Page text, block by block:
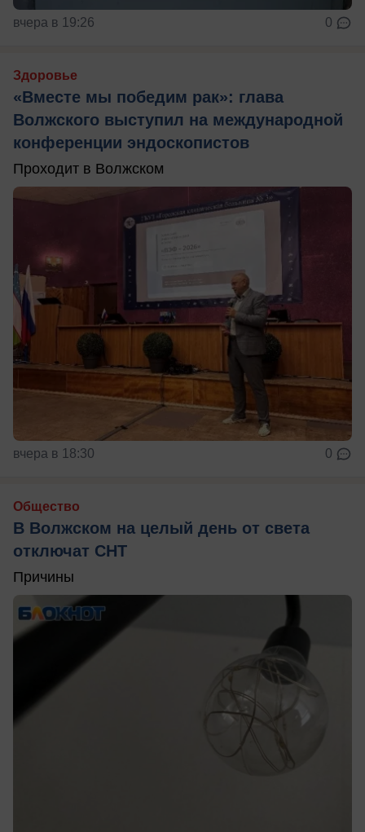
вчера в 19:26 0
Здоровье
«Вместе мы победим рак»: глава
Волжского выступил на международной
конференции эндоскопистов
Проходит в Волжском
вчера в 18:30 0
Общество
В Волжском на целый день от света
отключат СНТ
Причины